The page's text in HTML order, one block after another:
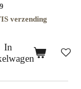
verzending
In